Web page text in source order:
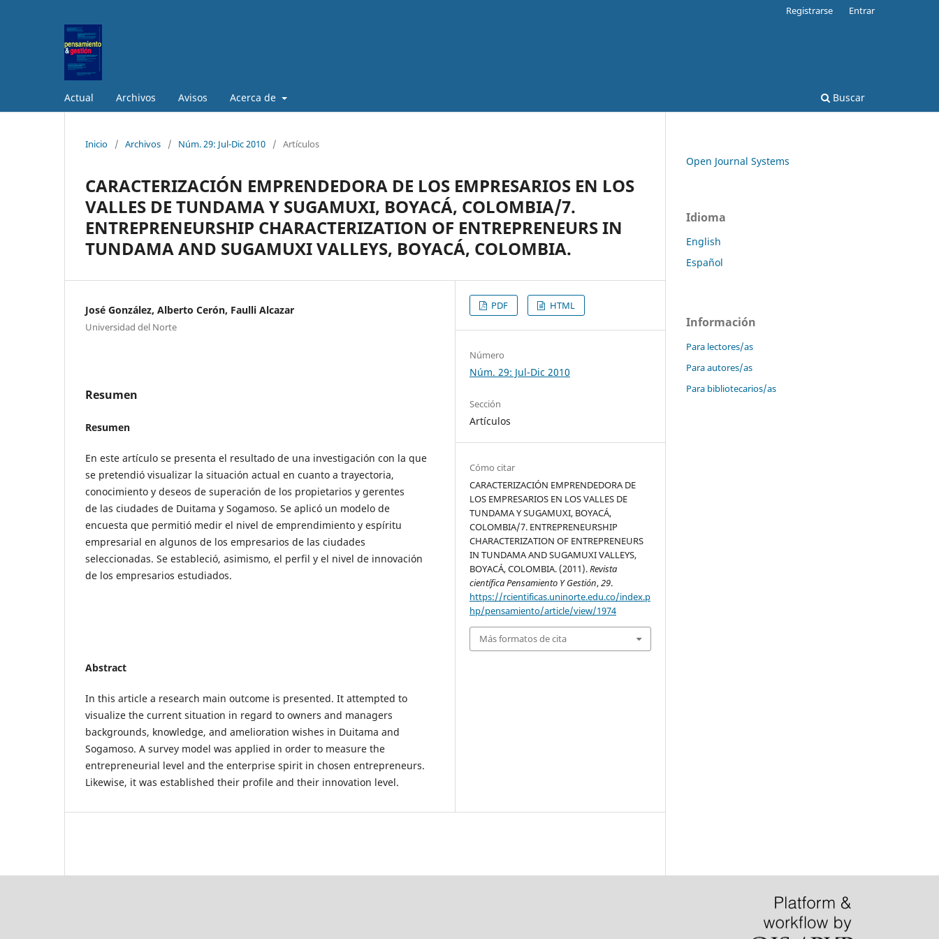
Actual Archivos Avisos Acerca de Buscar
Registrarse Entrar
Inicio / Archivos / Núm. 29: Jul-Dic 2010 / Artículos
CARACTERIZACIÓN EMPRENDEDORA DE LOS EMPRESARIOS EN LOS
VALLES DE TUNDAMA Y SUGAMUXI, BOYACÁ, COLOMBIA/7.
ENTREPRENEURSHIP CHARACTERIZATION OF ENTREPRENEURS IN
TUNDAMA AND SUGAMUXI VALLEYS, BOYACÁ, COLOMBIA.
José González, Alberto Cerón, Faulli Alcazar
Universidad del Norte
Resumen
Resumen
En este artículo se presenta el resultado de una investigación con la que
se pretendió visualizar la situación actual en cuanto a trayectoria,
conocimiento y deseos de superación de los propietarios y gerentes
de las ciudades de Duitama y Sogamoso. Se aplicó un modelo de
encuesta que permitió medir el nivel de emprendimiento y espíritu
empresarial en algunos de los empresarios de las ciudades
seleccionadas. Se estableció, asimismo, el perfil y el nivel de innovación
de los empresarios estudiados.
Abstract
In this article a research main outcome is presented. It attempted to
visualize the current situation in regard to owners and managers
backgrounds, knowledge, and amelioration wishes in Duitama and
Sogamoso. A survey model was applied in order to measure the
entrepreneurial level and the enterprise spirit in chosen entrepreneurs.
Likewise, it was established their profile and their innovation level.
PDF HTML
Número
Núm. 29: Jul-Dic 2010
Sección
Artículos
Cómo citar
CARACTERIZACIÓN EMPRENDEDORA DE
LOS EMPRESARIOS EN LOS VALLES DE
TUNDAMA Y SUGAMUXI, BOYACÁ,
COLOMBIA/7. ENTREPRENEURSHIP
CHARACTERIZATION OF ENTREPRENEURS
IN TUNDAMA AND SUGAMUXI VALLEYS,
BOYACÁ, COLOMBIA. (2011).Revista
científica Pensamiento Y Gestión,29.
https://rcientificas.uninorte.edu.co/index.p
hp/pensamiento/article/view/1974
Más formatos de cita
Open Journal Systems
Idioma
English
Español
Información
Para lectores/as
Para autores/as
Para bibliotecarios/as